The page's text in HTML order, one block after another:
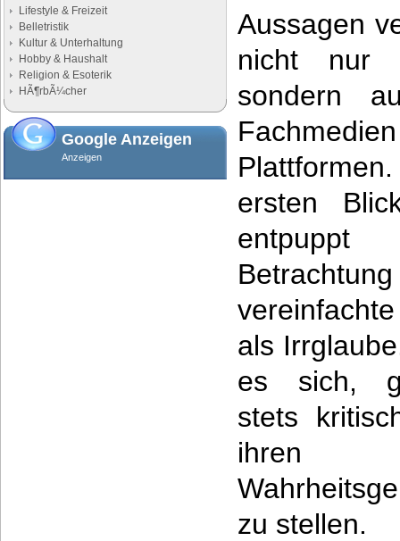
Lifestyle & Freizeit
Belletristik
Kultur & Unterhaltung
Hobby & Haushalt
Religion & Esoterik
HÃ¶rbÃ¼cher
Google Anzeigen
Anzeigen
Aussagen
nicht nur
sondern
ersten
als
es sich,
stets
ihren
zu stellen.